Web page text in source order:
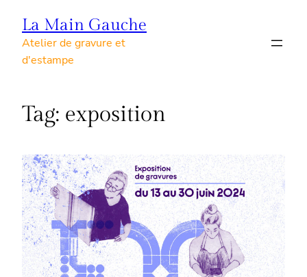
Skip
content
La Main Gauche
Atelier de gravure et
d'estampe
Tag: exposition